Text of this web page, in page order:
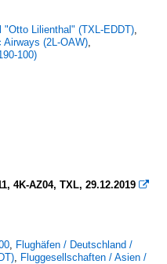
"Otto Lilienthal" (TXL-EDDT),
(2L-OAW),
100)
4K-AZ04, TXL, 29.12.2019 
, Flughäfen / Deutschland /
, Fluggesellschaften / Asien /